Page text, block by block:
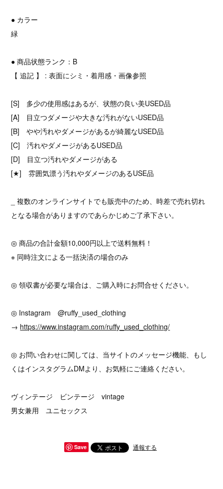
● カラー
緑
● 商品状態ランク：B
【 追記 】 : 表面にシミ・着用感・画像参照
[S] 多少の使用感はあるが、状態の良い美USED品
[A] 目立つダメージや大きな汚れがないUSED品
[B] やや汚れやダメージがあるが綺麗なUSED品
[C] 汚れやダメージがあるUSED品
[D] 目立つ汚れやダメージがある
[★] 雰囲気漂う汚れやダメージのあるUSE品
_ 複数のオンラインサイトでも販売中のため、時差で売れ切れ
となる場合がありますのであらかじめご了承下さい。
◎ 商品の合計金額10,000円以上で送料無料！
※ 同時注文による一括決済の場合のみ
◎ 領収書が必要な場合は、ご購入時にお問合せください。
◎ Instagram @ruffy_used_clothing
→ https://www.instagram.com/ruffy_used_clothing/
◎ お問い合わせに関しては、当サイトのメッセージ機能、もし
くはインスタグラムDMより、お気軽にご連絡ください。
ヴィンテージ ビンテージ vintage
男女兼用 ユニセックス
Save 通報する